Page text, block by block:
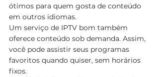
ótimos para quem gosta de conteúdo
em outros idiomas.
Um serviço de IPTV bom também
oferece conteúdo sob demanda. Assim,
você pode assistir seus programas
favoritos quando quiser, sem horários
fixos.